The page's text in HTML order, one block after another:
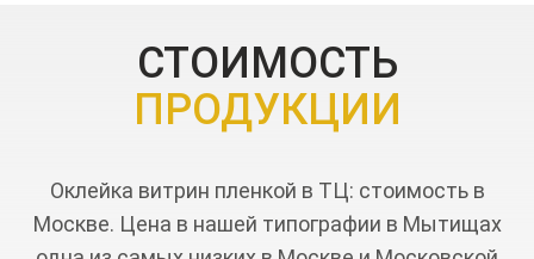
СТОИМОСТЬ
ПРОДУКЦИИ
Оклейка витрин пленкой в ТЦ: стоимость в
Москве. Цена в нашей типографии в Мытищах